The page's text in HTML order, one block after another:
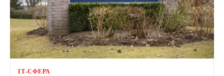
ІТ-СФЕРА